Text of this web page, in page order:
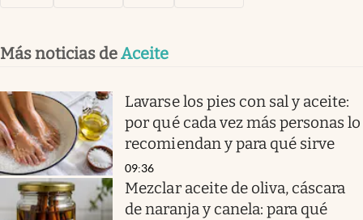
Más noticias deAceite
Lavarse los pies con sal y aceite:
por qué cada vez más personas lo
recomiendan y para qué sirve
09:36
Mezclar aceite de oliva, cáscara
de naranja y canela: para qué